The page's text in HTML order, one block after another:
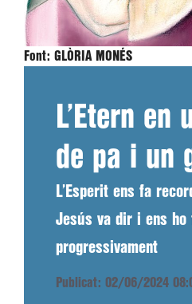
Font: GLÒRIA MONÉS
L’Etern en
de pa i un
L’Esperit ens fa
Jesús va dir i ens ho
progressivament
Publicat: 02/06/2024